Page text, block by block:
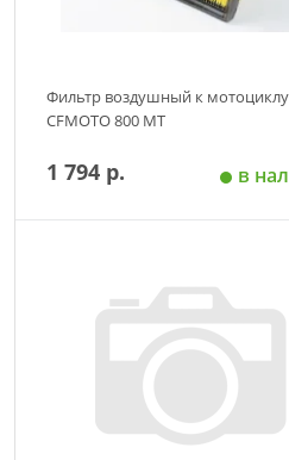
Фильтр воздушный к мотоциклу
CFMOTO 800 MT
1 794 р. в